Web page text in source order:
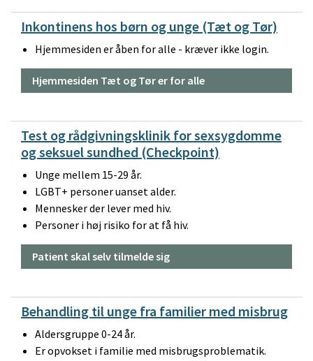
Inkontinens hos børn og unge (Tæt og Tør)
Hjemmesiden er åben for alle - kræver ikke login.
Hjemmesiden Tæt og Tør er for alle
Test og rådgivningsklinik for sexsygdomme
og seksuel sundhed (Checkpoint)
Unge mellem 15-29 år.
LGBT+ personer uanset alder.
Mennesker der lever med hiv.
Personer i høj risiko for at få hiv.
Patient skal selv tilmelde sig
Behandling til unge fra familier med misbrug
Aldersgruppe 0-24 år.
Er opvokset i familie med misbrugsproblematik.